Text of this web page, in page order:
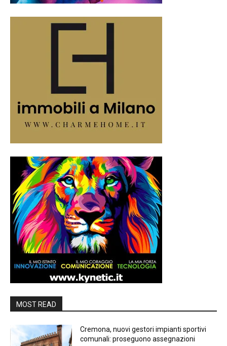
MOST READ
Cremona, nuovi gestori impianti sportivi
comunali: proseguono assegnazioni